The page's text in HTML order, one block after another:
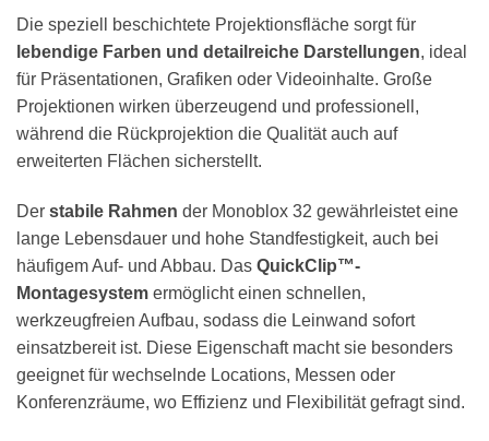
Die speziell beschichtete Projektionsfläche sorgt für
lebendige Farben und detailreiche Darstellungen, ideal
für Präsentationen, Grafiken oder Videoinhalte. Große
Projektionen wirken überzeugend und professionell,
während die Rückprojektion die Qualität auch auf
erweiterten Flächen sicherstellt.
Der stabile Rahmen der Monoblox 32 gewährleistet eine
lange Lebensdauer und hohe Standfestigkeit, auch bei
häufigem Auf- und Abbau. Das QuickClip™-
Montagesystem ermöglicht einen schnellen,
werkzeugfreien Aufbau, sodass die Leinwand sofort
einsatzbereit ist. Diese Eigenschaft macht sie besonders
geeignet für wechselnde Locations, Messen oder
Konferenzräume, wo Effizienz und Flexibilität gefragt sind.